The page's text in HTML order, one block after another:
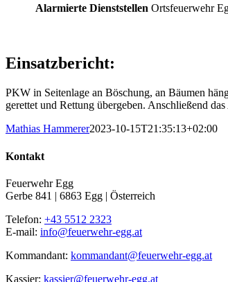
Alarmierte Dienststellen Ortsfeuerwehr
Einsatzbericht:
PKW in Seitenlage an Böschung, an Bäumen
gerettet und Rettung übergeben. Anschließend
Mathias Hammerer2023-10-15T21:35:13+02:00
Kontakt
Feuerwehr Egg
Gerbe 841 | 6863 Egg | Österreich
Telefon: +43 5512 2323
E-mail: info@feuerwehr-egg.at
Kommandant: kommandant@feuerwehr-egg.at
Kassier: kassier@feuerwehr-egg.at